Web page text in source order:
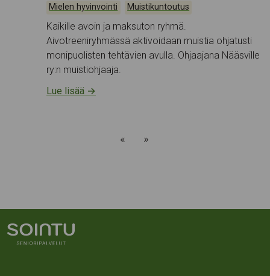
Kategoriat:
Mielen hyvinvointi Muistikuntoutus
Kaikille avoin ja maksuton ryhmä.
Aivotreeniryhmässä aktivoidaan muistia ohjatusti
monipuolisten tehtävien avulla. Ohjaajana Nääsville
ry:n muistiohjaaja.
Lue lisää →
« »